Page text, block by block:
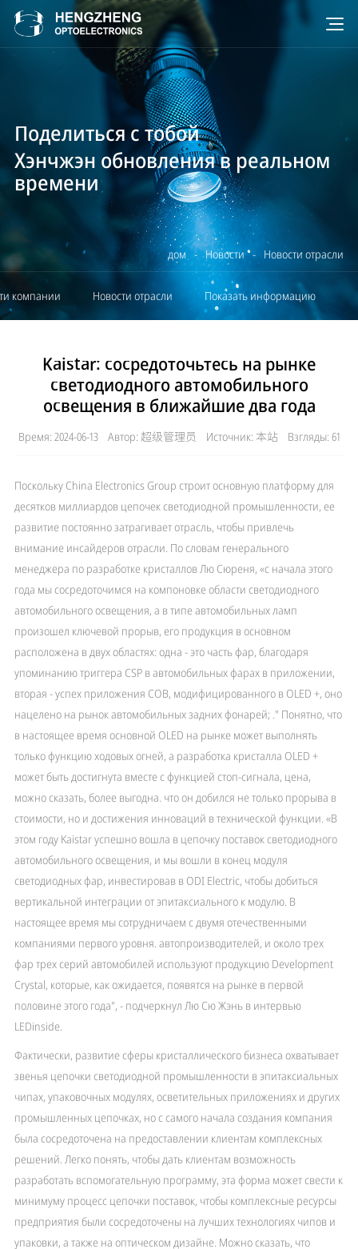
Поделиться с тобой
Хэнчжэн обновления в реальном
времени
дом - Новости - Новости отрасли
компании Новости отрасли Показать информацию
Kaistar: сосредоточьтесь на рынке
светодиодного автомобильного
освещения в ближайшие два года
Время: 2024-06-13 Автор: 超级管理员 Источник: 本站 Взгляды: 61
Поскольку China Electronics Group строит основную платформу для
десятков миллиардов цепочек светодиодной промышленности, ее
развитие постоянно затрагивает отрасль, чтобы привлечь
внимание инсайдеров отрасли. По словам генерального
менеджера по разработке кристаллов Лю Сюреня, «с начала этого
года мы сосредоточимся на компоновке области светодиодного
автомобильного освещения, а в типе автомобильных ламп
произошел ключевой прорыв, его продукция в основном
расположена в двух областях: одна - это часть фар, благодаря
упоминанию триггера CSP в автомобильных фарах в приложении,
вторая - успех приложения COB, модифицированного в OLED +, оно
нацелено на рынок автомобильных задних фонарей; ." Понятно, что
в настоящее время основной OLED на рынке может выполнять
только функцию ходовых огней, а разработка кристалла OLED +
может быть достигнута вместе с функцией стоп-сигнала, цена,
можно сказать, более выгодна. что он добился не только прорыва в
стоимости, но и достижения инноваций в технической функции. «В
этом году Kaistar успешно вошла в цепочку поставок светодиодного
автомобильного освещения, и мы вошли в конец модуля
светодиодных фар, инвестировав в ODI Electric, чтобы добиться
вертикальной интеграции от эпитаксиального к модулю. В
настоящее время мы сотрудничаем с двумя отечественными
компаниями первого уровня. автопроизводителей, и около трех
фар трех серий автомобилей используют продукцию Development
Crystal, которые, как ожидается, появятся на рынке в первой
половине этого года", - подчеркнул Лю Сю Жэнь в интервью
LEDinside.
Фактически, развитие сферы кристаллического бизнеса охватывает
звенья цепочки светодиодной промышленности в эпитаксиальных
чипах, упаковочных модулях, осветительных приложениях и других
промышленных цепочках, но с самого начала создания компания
была сосредоточена на предоставлении клиентам комплексных
решений. Легко понять, чтобы дать клиентам возможность
разработать вспомогательную программу, эта форма может свести к
минимуму процесс цепочки поставок, чтобы комплексные ресурсы
предприятия были сосредоточены на лучших технологиях чипов и
упаковки, а также на оптическом дизайне. Можно сказать, что